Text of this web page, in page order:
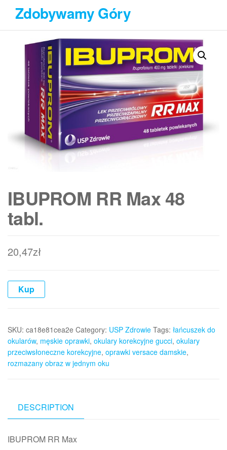
Przejdź
treści
Zdobywamy Góry
IBUPROM RR Max 48
tabl.
20,47zł
Kup
SKU: ca18e81cea2e Category: USP Zdrowie Tags: łańcuszek do
okularów, męskie oprawki, okulary korekcyjne gucci, okulary
przeciwsłoneczne korekcyjne, oprawki versace damskie,
rozmazany obraz w jednym oku
DESCRIPTION
IBUPROM RR Max